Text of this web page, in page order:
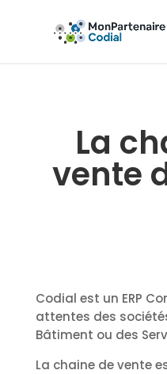
La
vente
Codial est un ERP
attentes des
Bâtiment ou des
La chaine de vente